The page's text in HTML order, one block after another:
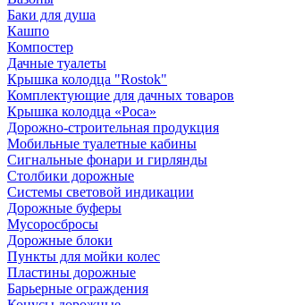
Баки для душа
Кашпо
Компостер
Дачные туалеты
Крышка колодца "Rostok"
Комплектующие для дачных товаров
Крышка колодца «Роса»
Дорожно-строительная продукция
Мобильные туалетные кабины
Сигнальные фонари и гирлянды
Столбики дорожные
Системы световой индикации
Дорожные буферы
Мусоросбросы
Дорожные блоки
Пункты для мойки колес
Пластины дорожные
Барьерные ограждения